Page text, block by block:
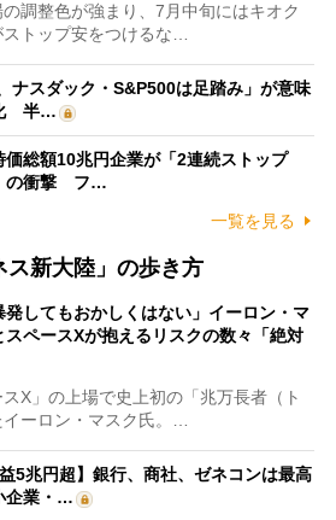
調整色が強まり、7月中旬にはキオク
トップ安をつけるな…
ナスダック・S&P500は足踏み」が意味
半…
価総額10兆円企業が「2連続ストップ
の衝撃 フ…
一覧を見る
ス新大陸」の歩き方
発してもおかしくはない」イーロン・マ
スペースXが抱えるリスクの数々「絶対
X」の上場で史上初の「兆万長者（ト
ーロン・マスク氏。…
5兆円超】銀行、商社、ゼネコンは最高
企業・…